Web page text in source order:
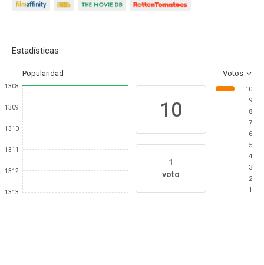
Estadísticas
Popularidad Votos
1308
1309
1310
1311
1312
1313
10
1
voto
10
9
8
7
6
5
4
3
2
1